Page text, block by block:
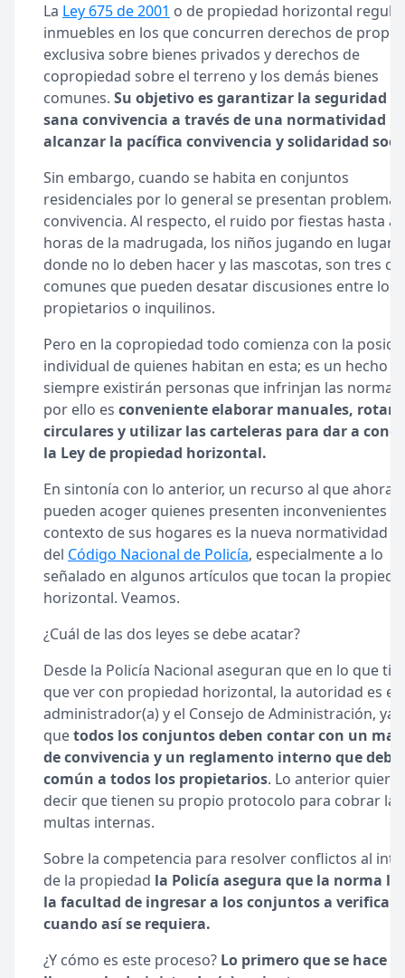
La Ley 675 de 2001 o de propiedad horizontal regula
inmuebles en los que concurren derechos de
exclusiva sobre bienes privados y derechos de
copropiedad sobre el terreno y los demás bienes
comunes. Su objetivo es garantizar la seguridad y
sana convivencia a través de una normatividad
alcanzar la pacífica convivencia y solidaridad
Sin embargo, cuando se habita en conjuntos
residenciales por lo general se presentan
convivencia. Al respecto, el ruido por fiestas hasta
horas de la madrugada, los niños jugando en
donde no lo deben hacer y las mascotas, son tres
comunes que pueden desatar discusiones entre los
propietarios o inquilinos.
Pero en la copropiedad todo comienza con la
individual de quienes habitan en esta; es un hecho
siempre existirán personas que infrinjan las normas
por ello es conveniente elaborar manuales, rotar
circulares y utilizar las carteleras para dar a
la Ley de propiedad horizontal.
En sintonía con lo anterior, un recurso al que ahora
pueden acoger quienes presenten inconvenientes
contexto de sus hogares es la nueva normatividad
del Código Nacional de Policía, especialmente a lo
señalado en algunos artículos que tocan la
horizontal. Veamos.
¿Cuál de las dos leyes se debe acatar?
Desde la Policía Nacional aseguran que en lo que
que ver con propiedad horizontal, la autoridad es el
administrador(a) y el Consejo de Administración, ya
quetodos los conjuntos deben contar con un
de convivencia y un reglamento interno que debe
común a todos los propietarios. Lo anterior quiere
decir que tienen su propio protocolo para cobrar las
multas internas.
Sobre la competencia para resolver conflictos al
de la propiedad la Policía asegura que la norma
la facultad de ingresar a los conjuntos a verificar
cuando así se requiera.
¿Y cómo es este proceso? Lo primero que se hace es